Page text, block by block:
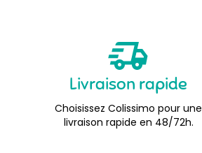
Livraison rapide
Choisissez Colissimo pour une
livraison rapide en 48/72h.